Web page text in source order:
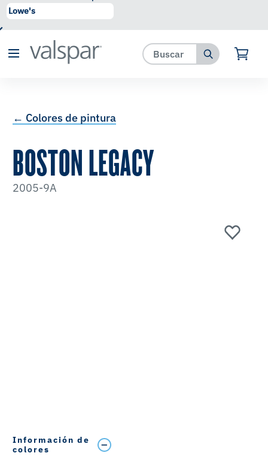
se ha agregado a favoritos.
← Colores de pintura
BOSTON LEGACY
2005-9A
Información de
colores